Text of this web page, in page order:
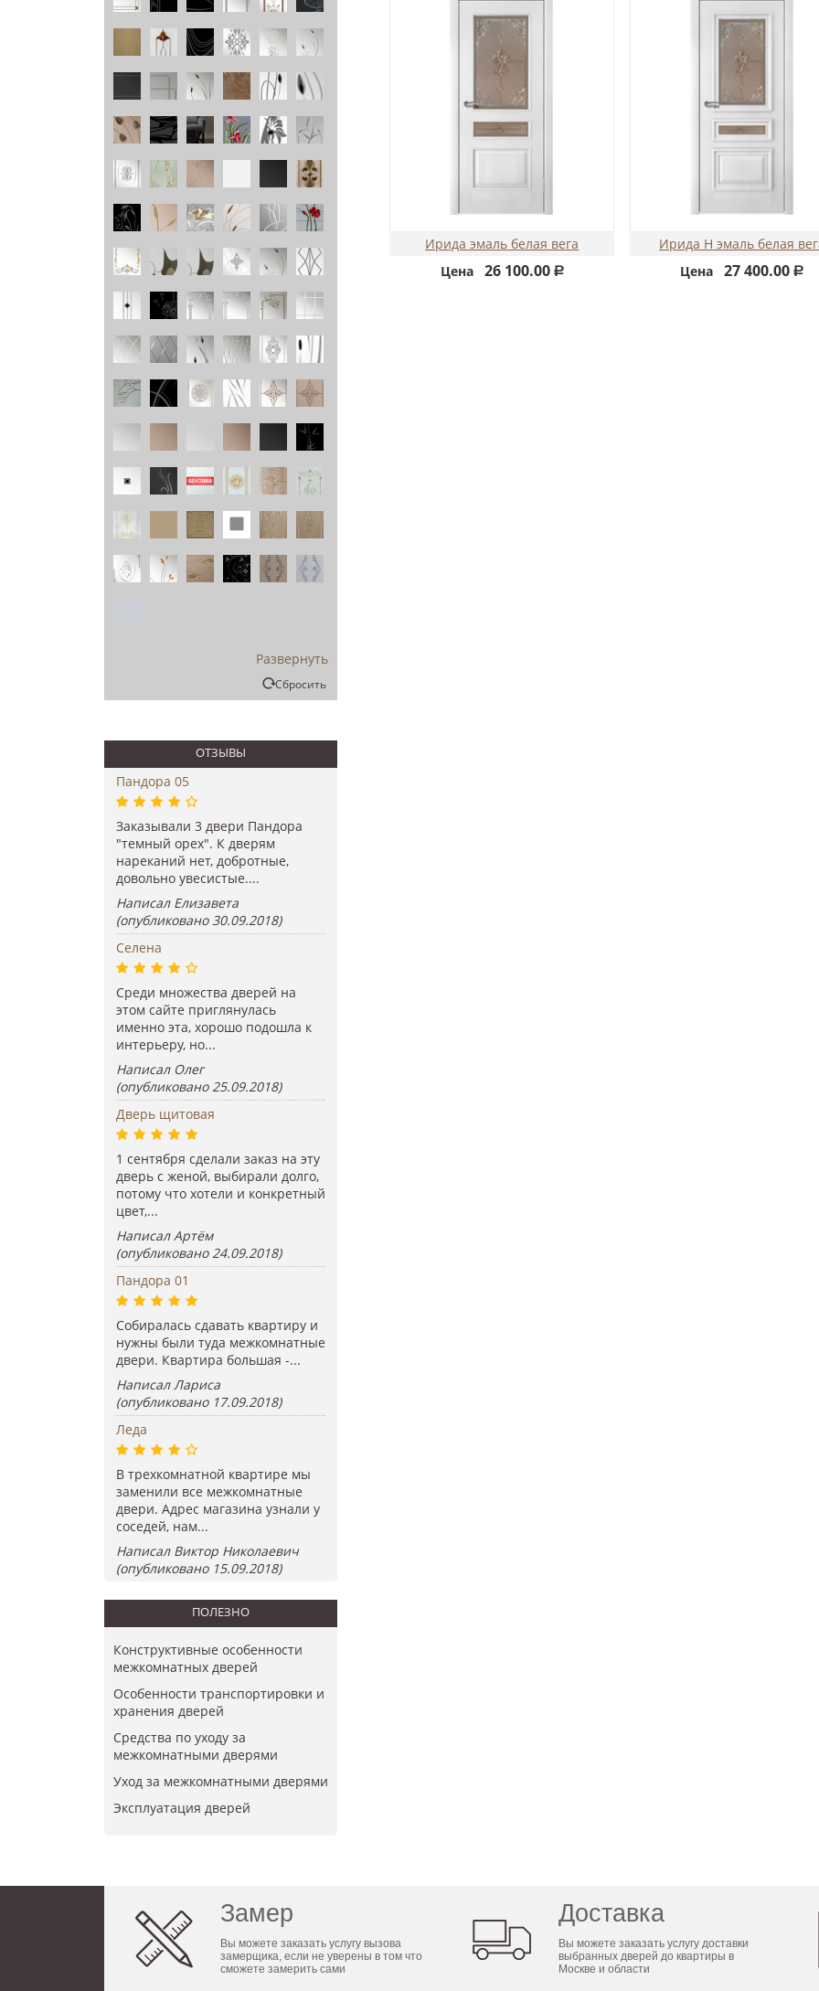
Развернуть
Сбросить
ОТЗЫВЫ
Пандора 05
Заказывали 3 двери Пандора
"темный орех". К дверям
нареканий нет, добротные,
довольно увесистые....
Написал Елизавета
(опубликовано 30.09.2018)
Селена
Среди множества дверей на
этом сайте приглянулась
именно эта, хорошо подошла к
интерьеру, но...
Написал Олег
(опубликовано 25.09.2018)
Дверь щитовая
1 сентября сделали заказ на эту
дверь с женой, выбирали долго,
потому что хотели и конкретный
цвет,...
Написал Артём
(опубликовано 24.09.2018)
Пандора 01
Собиралась сдавать квартиру и
нужны были туда межкомнатные
двери. Квартира большая -...
Написал Лариса
(опубликовано 17.09.2018)
Леда
В трехкомнатной квартире мы
заменили все межкомнатные
двери. Адрес магазина узнали у
соседей, нам...
Написал Виктор Николаевич
(опубликовано 15.09.2018)
ПОЛЕЗНО
Конструктивные особенности
межкомнатных дверей
Особенности транспортировки и
хранения дверей
Средства по уходу за
межкомнатными дверями
Уход за межкомнатными дверями
​Эксплуатация дверей
Ирида эмаль белая вега
Цена
26 100.00 Р
Ирида Н эмаль белая
Цена
27 400.00 Р
Замер
Вы можете заказать услугу вызова
замерщика, если не уверены в том что
сможете замерить сами
Доставка
Вы можете заказать услугу доставки
выбранных дверей до квартиры в
Москве и области